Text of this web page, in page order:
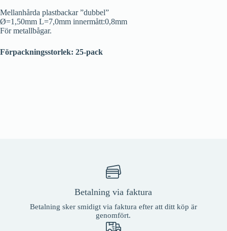
Mellanhårda plastbackar ”dubbel”
Ø=1,50mm L=7,0mm innermått:0,8mm
För metallbågar.
Förpackningsstorlek: 25-pack
Betalning via faktura
Betalning sker smidigt via faktura efter att ditt köp är
genomfört.